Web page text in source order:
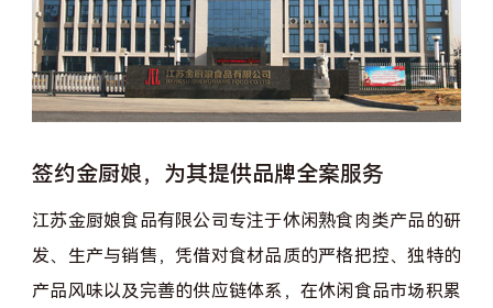
签约金厨娘，为其提供品牌全案服务
江苏金厨娘食品有限公司专注于休闲熟食肉类产品的研
发、生产与销售，凭借对食材品质的严格把控、独特的
产品风味以及完善的供应链体系，在休闲食品市场积累